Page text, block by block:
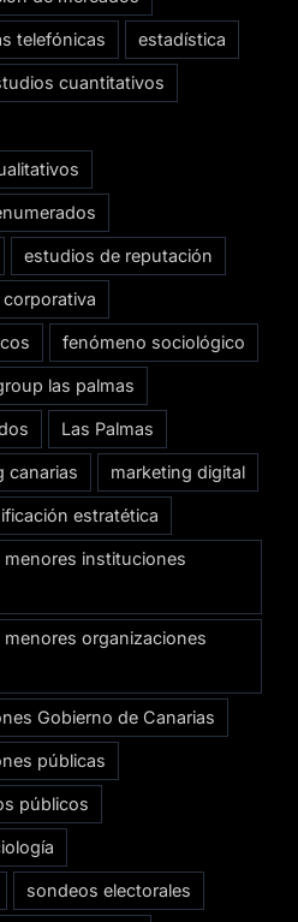
telefónicas estadística
cuantitativos
estudios de reputación
fenómeno sociológico
las palmas
Las Palmas
canarias marketing digital
estratética
instituciones
organizaciones
Gobierno de Canarias
públicas
públicos
sondeos electorales